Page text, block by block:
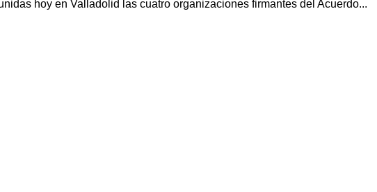
hoy en Valladolid las cuatro organizaciones firmantes del Acuerdo...